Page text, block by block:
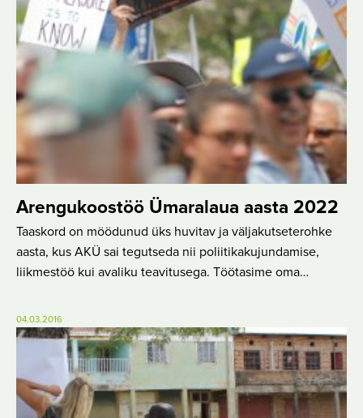
Arengukoostöö Ümaralaua aasta 2022
Taaskord on möödunud üks huvitav ja väljakutseterohke
aasta, kus AKÜ sai tegutseda nii poliitikakujundamise,
liikmestöö kui avaliku teavitusega. Töötasime oma…
04.03.2016